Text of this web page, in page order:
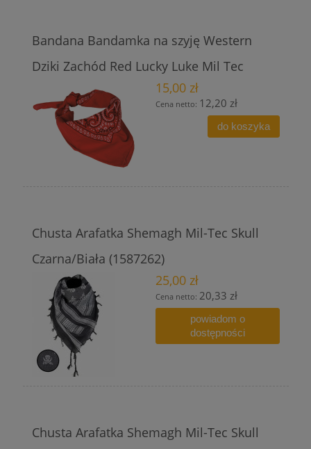
Bandana Bandamka na szyję Western
Dziki Zachód Red Lucky Luke Mil Tec
15,00 zł
Cena netto: 12,20 zł
do koszyka
Chusta Arafatka Shemagh Mil-Tec Skull
Czarna/Biała (1587262)
25,00 zł
Cena netto: 20,33 zł
powiadom o
dostępności
Chusta Arafatka Shemagh Mil-Tec Skull